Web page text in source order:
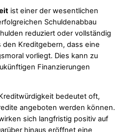
ist einer der wesentlichen
Schuldenabbau
reduziert oder vollständig
Kreditgebern, dass eine
vorliegt. Dies kann zu
Finanzierungen
bedeutet oft,
angeboten werden können.
sich langfristig positiv auf